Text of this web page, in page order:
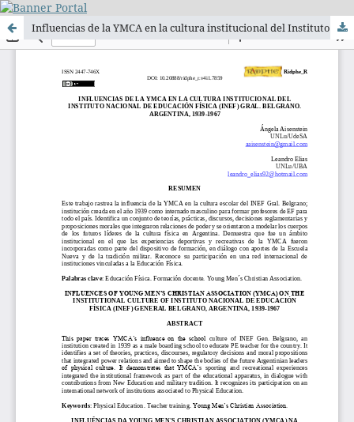
Influencias de la YMCA en la cultura institucional del Instituto Nacional de Educación Física (INEF) Gral. Belgrano. Argentina, 1939-1967